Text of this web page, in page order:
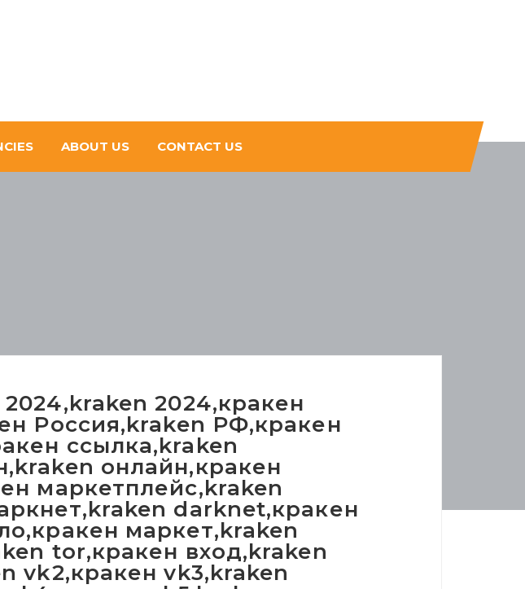
ABOUT US CONTACT US
2024,кракен
Россия,kraken РФ,кракен
ссылка,kraken
онлайн,кракен
маркетплейс,kraken
darknet,кракен
маркет,kraken
tor,кракен вход,kraken
vk2,кракен vk3,kraken